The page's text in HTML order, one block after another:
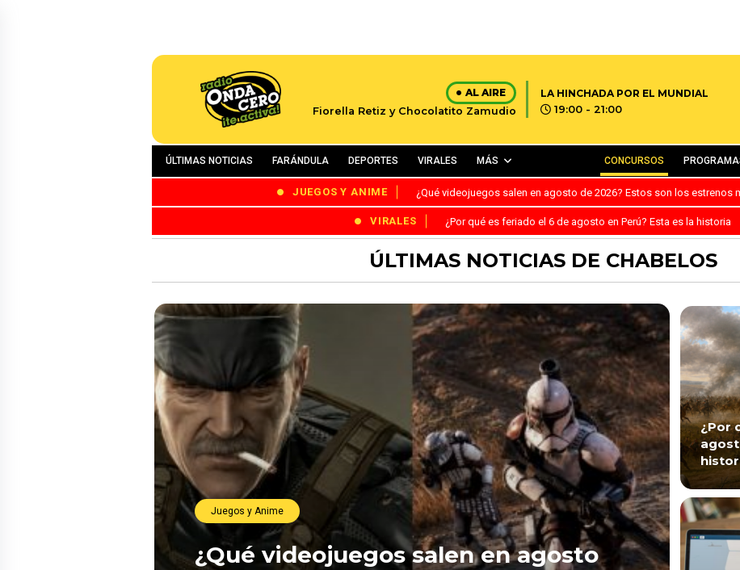
AL AIRE
Fiorella Retiz y Chocolatito Zamudio
LA HINCHADA POR EL MUNDIAL
19:00 - 21:00
ÚLTIMAS NOTICIAS FARÁNDULA DEPORTES VIRALES MÁS CONCURSOS
JUEGOS Y ANIME ¿Qué videojuegos salen en agosto de 2026? Estos son los estrenos
VIRALES ¿Por qué es feriado el 6 de agosto en Perú? Esta es la historia
ÚLTIMAS NOTICIAS DE CHABELOS
Juegos y Anime
¿Qué videojuegos salen en agosto
¿Por